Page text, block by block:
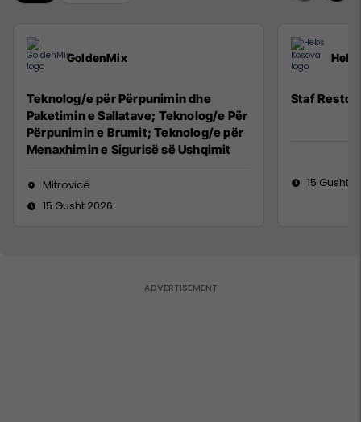
GoldenMix
Teknolog/e për Përpunimin dhe
Paketimin e Sallatave; Teknolog/e Për
Përpunimin e Brumit; Teknolog/e për
Menaxhimin e Sigurisë së Ushqimit
Mitrovicë
15 Gusht 2026
Staf
15 Gusht